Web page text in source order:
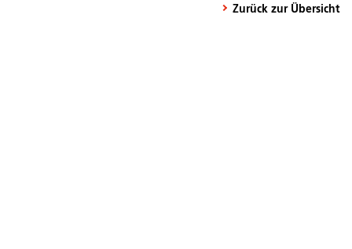
Zurück zur Übersicht